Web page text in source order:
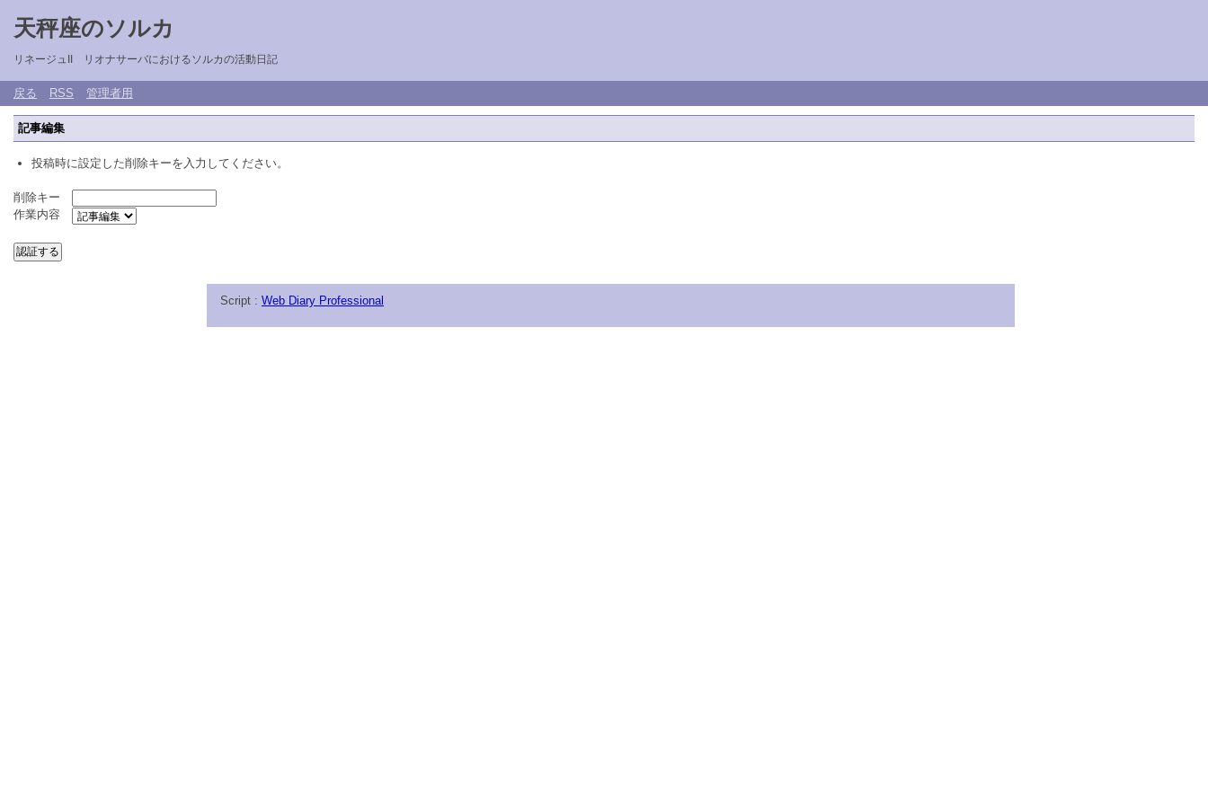
天秤座のソルカ
リネージュII リオナサーバにおけるソルカの活動日記
戻る RSS 管理者用
記事編集
投稿時に設定した削除キーを入力してください。
削除キー
作業内容
Script : Web Diary Professional